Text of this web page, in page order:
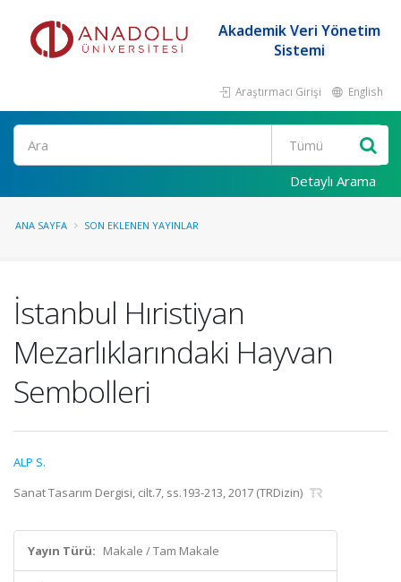
Akademik Veri Yönetim
Sistemi
Araştırmacı Girişi English
Ara
Detaylı Arama
ANA SAYFA SON EKLENEN YAYINLAR
İstanbul Hıristiyan
Mezarlıklarındaki Hayvan
Sembolleri
ALP S.
Sanat Tasarım Dergisi, cilt.7, ss.193-213, 2017 (TRDizin)
Yayın Türü: Makale / Tam Makale